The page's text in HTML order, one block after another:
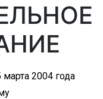
2004 года